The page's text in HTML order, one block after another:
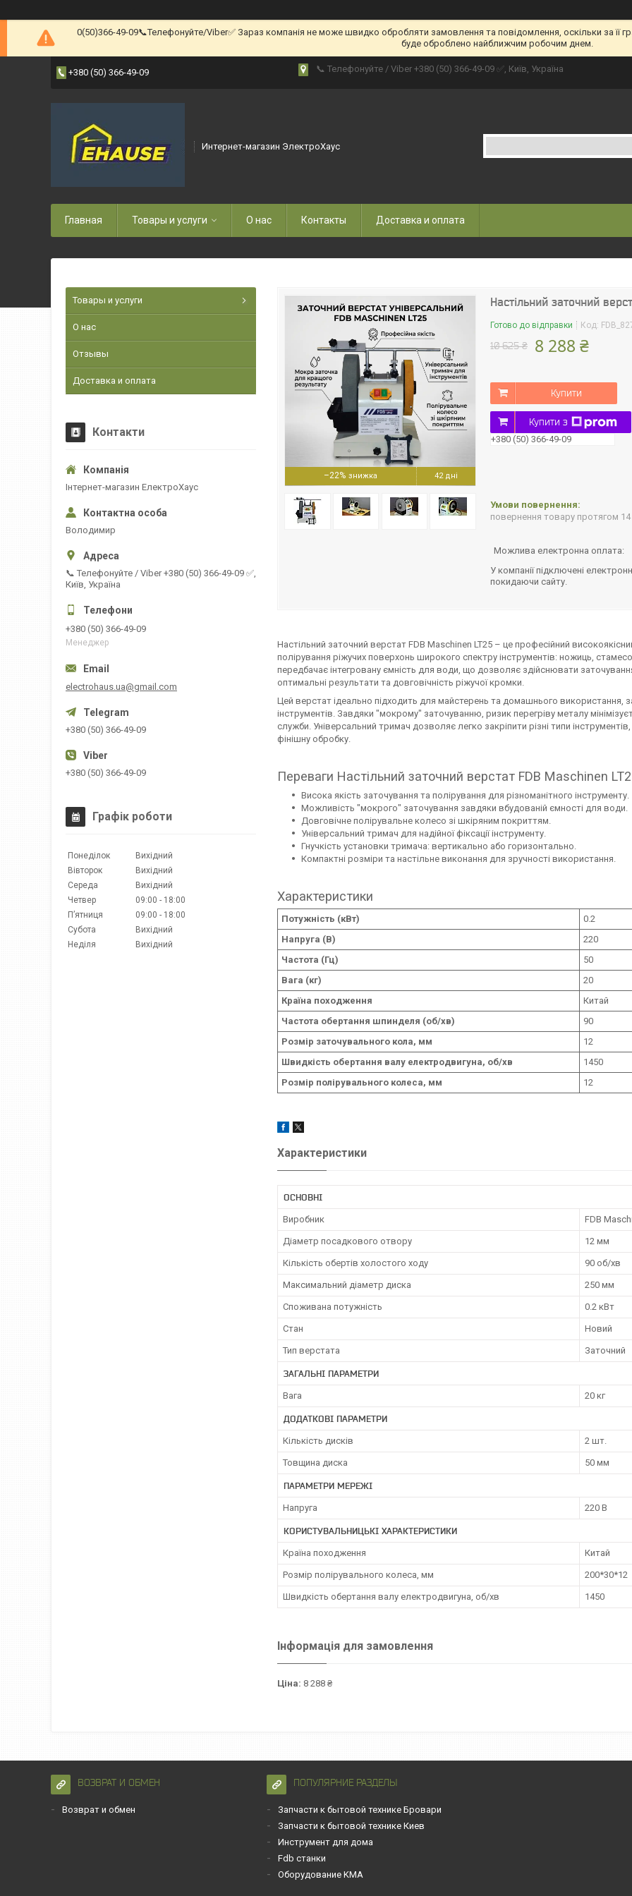
0(50)366-49-09📞Телефонуйте/Viber✅ Зараз компанія не може швидко обробляти замовлення та повідомлення, оскільки за її
буде оброблено найближчим робочим днем.
+380 (50) 366-49-09 📞 Телефонуйте / Viber +380 (50) 366-49-09 ✅, Київ, Україна
Интернет-магазин ЭлектроХаус
Главная Товары и услуги О нас Контакты Доставка и оплата
–22% 42 дні
Настільний заточний
Готово до відправки Код:
10 625 ₴ 8 288 ₴
Купити
Купити з
+380 (50) 366-49-09
повернення товару протягом
У компанії підключені
покидаючи сайту.
Настільний заточний верстат FDB Maschinen LT25 – це професійний
полірування ріжучих поверхонь широкого спектру інструментів: ножиць,
передбачає інтегровану ємність для води, що дозволяє здійснювати
оптимальні результати та довговічність ріжучої кромки.
Цей верстат ідеально підходить для майстерень та домашнього використання,
інструментів. Завдяки "мокрому" заточуванню, ризик перегріву металу
служби. Універсальний тримач дозволяє легко закріпити різні типи
фінішну обробку.
Переваги Настільний заточний верстат FDB Maschinen
Висока якість заточування та полірування для різноманітного інструменту.
Можливість "мокрого" заточування завдяки вбудованій ємності для води.
Довговічне полірувальне колесо зі шкіряним покриттям.
Універсальний тримач для надійної фіксації інструменту.
Гнучкість установки тримача: вертикально або горизонтально.
Компактні розміри та настільне виконання для зручності використання.
Характеристики
Потужність (кВт)
0.2
Напруга (В)
220
Частота (Гц)
50
Вага (кг)
20
Країна походження
Китай
Частота обертання шпинделя (об/хв)
90
Розмір заточувального кола, мм
12
Швидкість обертання валу електродвигуна, об/хв
1450
Розмір полірувального колеса, мм
12
Характеристики
ОСНОВНІ
Виробник FDB
Діаметр посадкового отвору 12 мм
Кількість обертів холостого ходу 90 об/хв
Максимальний діаметр диска 250 мм
Споживана потужність 0.2 кВт
Стан Новий
Тип верстата Заточний
ЗАГАЛЬНІ ПАРАМЕТРИ
Вага 20 кг
ДОДАТКОВІ ПАРАМЕТРИ
Кількість дисків 2 шт.
Товщина диска 50 мм
ПАРАМЕТРИ МЕРЕЖІ
Напруга 220 В
КОРИСТУВАЛЬНИЦЬКІ ХАРАКТЕРИСТИКИ
Країна походження Китай
Розмір полірувального колеса, мм 200*30*12
Швидкість обертання валу електродвигуна, об/хв 1450
Інформація для замовлення
Ціна: 8 288 ₴
Товары и услуги
О нас
Отзывы
Доставка и оплата
Контакти
Інтернет-магазин ЕлектроХаус
Володимир
📞 Телефонуйте / Viber +380 (50) 366-49-09 ✅,
Київ, Україна
+380 (50) 366-49-09
Менеджер
electrohaus.ua@gmail.com
+380 (50) 366-49-09
+380 (50) 366-49-09
Графік роботи
Понеділок
Вихідний
Вівторок
Вихідний
Середа
Вихідний
Четвер
09:00
18:00
Пʼятниця
09:00
18:00
Субота
Вихідний
Неділя
Вихідний
ВОЗВРАТ И ОБМЕН
Возврат и обмен
ПОПУЛЯРНИЕ РАЗДЕЛЫ
Запчасти к бытовой технике Бровари
Запчасти к бытовой технике Киев
Инструмент для дома
Fdb станки
Оборудование KMA